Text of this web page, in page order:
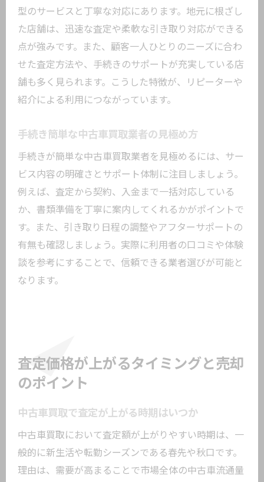
型のサービスと丁寧な対応にあります。地元に根ざし
た店舗は、迅速な査定や柔軟な引き取り対応ができる
点が強みです。また、顧客一人ひとりのニーズに合わ
せた査定方法や、手続きのサポートが充実している店
舗も多く見られます。こうした特徴が、リピーターや
紹介による利用につながっています。
手続き簡単な中古車買取業者の見極め方
手続きが簡単な中古車買取業者を見極めるには、サー
ビス内容の明確さとサポート体制に注目しましょう。
例えば、査定から契約、入金まで一括対応している
か、書類準備を丁寧に案内してくれるかがポイントで
す。また、引き取り日程の調整やアフターサポートの
有無も確認しましょう。実際に利用者の口コミや体験
談を参考にすることで、信頼できる業者選びが可能と
なります。
査定価格が上がるタイミングと売却
のポイント
中古車買取で査定が上がる時期はいつか
中古車買取において査定額が上がりやすい時期は、一
般的に新生活や転勤シーズンである春先や秋口です。
理由は、需要が高まることで市場全体の中古車流通量